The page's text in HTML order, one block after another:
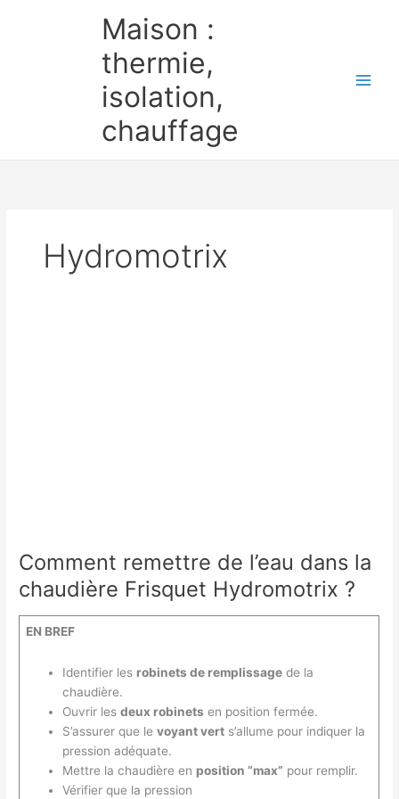
Maison :
thermie,
isolation,
chauffage
Hydromotrix
Comment remettre de l’eau dans la
chaudière Frisquet Hydromotrix ?
EN BREF
Identifier les robinets de remplissagede la
chaudière.
Ouvrir les deux robinets en position fermée.
S’assurer que le voyant verts’allume pour indiquer la
pression adéquate.
Mettre la chaudière en position “max” pour remplir.
Vérifier que la pression